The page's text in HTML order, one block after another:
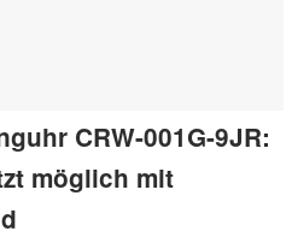
CRW-001G-9JR:
möglich mit